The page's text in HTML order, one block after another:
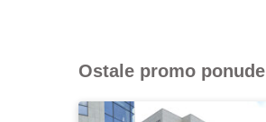
Ostale promo ponude